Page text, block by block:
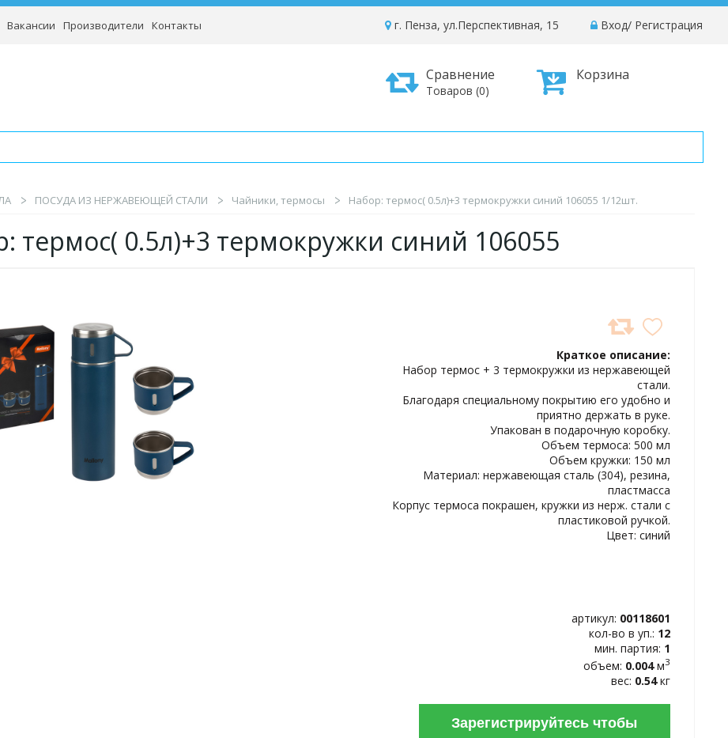
Вакансии Производители Контакты Вход/ Регистрация
г. Пенза, ул.Перспективная, 15
Корзина
Сравнение
Товаров (0)
ПОСУДА ИЗ НЕРЖАВЕЮЩЕЙ СТАЛИ Чайники, термосы Набор: термос( 0.5л)+3 термокружки синий 106055 1/12шт.
термос( 0.5л)+3 термокружки синий 106055
Краткое описание:
Набор термос + 3 термокружки из нержавеющей
стали.
Благодаря специальному покрытию его удобно и
приятно держать в руке.
Упакован в подарочную коробку.
Объем термоса: 500 мл
Объем кружки: 150 мл
Материал: нержавеющая сталь (304), резина,
пластмасса
Корпус термоса покрашен, кружки из нерж. стали с
пластиковой ручкой.
Цвет: синий
артикул: 00118601
кол-во в уп.: 12
мин. партия: 1
объем: 0.004м3
вес: 0.54кг
Зарегистрируйтесь чтобы